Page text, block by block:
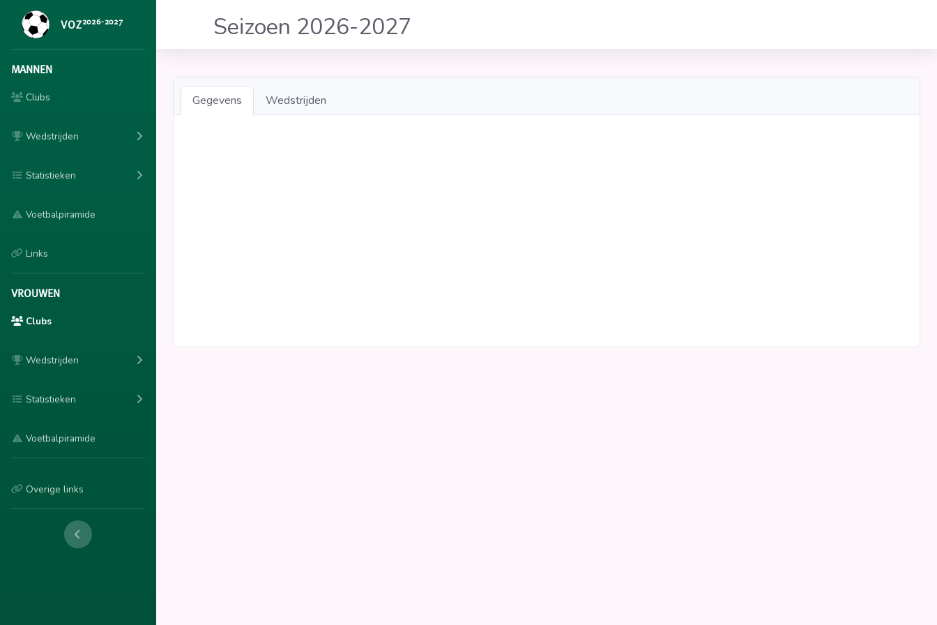
VOZ2026-2027
MANNEN
Clubs
Wedstrijden
Statistieken
Voetbalpiramide
Links
VROUWEN
Clubs
Wedstrijden
Statistieken
Voetbalpiramide
Overige links
Seizoen 2026-2027
Gegevens Wedstrijden